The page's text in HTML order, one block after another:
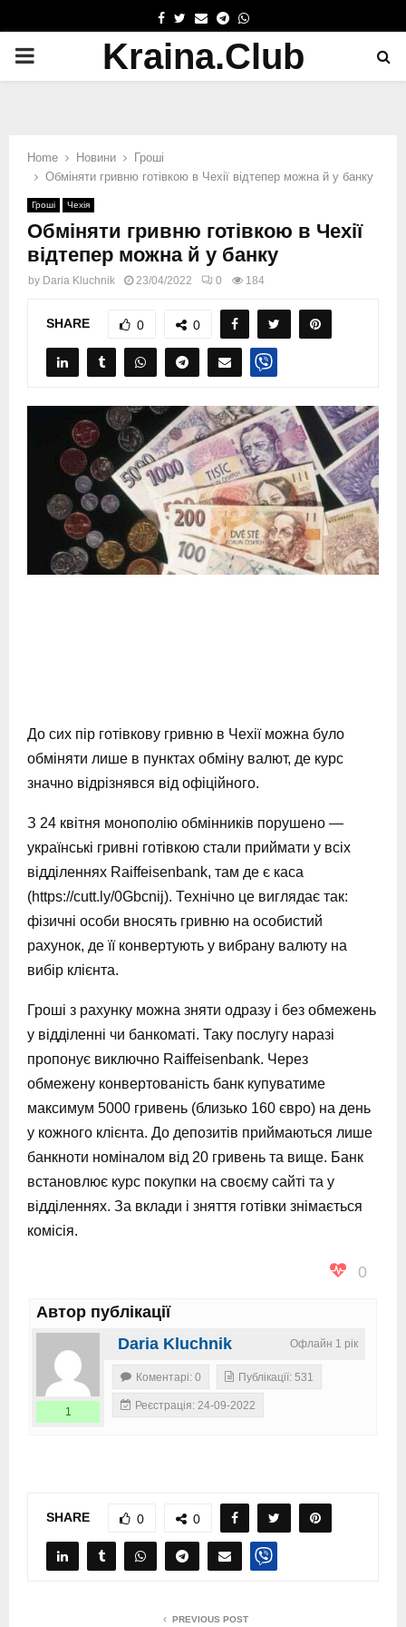
FACEBOOK
TWITTER
EMAILTELEGRAM
WHATSAPP
PRIMARYKraina.Club
Home Новини
Гроші
Обміняти гривню готівкою в Чехії відтепер можна й у банку
Гроші Чехія
Обміняти гривню готівкою в Чехії
відтепер можна й у банку
by Daria Kluchnik 23/04/2022 0 184
SHARE 0 0
До сих пір готівкову гривню в Чехії можна було
обміняти лише в пунктах обміну валют, де курс
значно відрізнявся від офіційного.
З 24 квітня монополію обмінників порушено —
українські гривні готівкою стали приймати у всіх
відділеннях Raiffeisenbank, там де є каса
(https://cutt.ly/0Gbcnij). Технічно це виглядає так:
фізичні особи вносять гривню на особистий
рахунок, де її конвертують у вибрану валюту на
вибір клієнта.
Гроші з рахунку можна зняти одразу і без обмежень
у відділенні чи банкоматі. Таку послугу наразі
пропонує виключно Raiffeisenbank. Через
обмежену конвертованість банк купуватиме
максимум 5000 гривень (близько 160 євро) на день
у кожного клієнта. До депозитів приймаються лише
банкноти номіналом від 20 гривень та вище. Банк
встановлює курс покупки на своєму сайті та у
відділеннях. За вклади і зняття готівки знімається
комісія.
0
Автор публікації
Офлайн 1 рік
Daria Kluchnik
1
Коментарі: 0 Публікації: 531
Реєстрація: 24-09-2022
SHARE 0 0
PREVIOUS POST